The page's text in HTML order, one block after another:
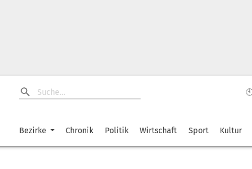
Bezirke Chronik Politik Wirtschaft Sport Kultur